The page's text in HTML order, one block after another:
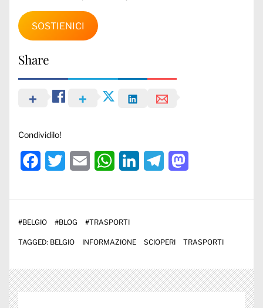
SOSTIENICI
Share
Condividilo!
Facebook
Twitter Email WhatsAppLinkedInTelegram
#BELGIO #BLOG #TRASPORTI
TAGGED: BELGIO INFORMAZIONE SCIOPERI TRASPORTI